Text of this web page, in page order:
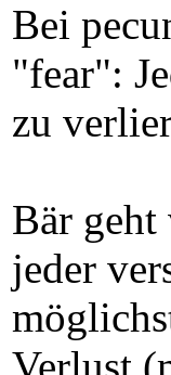
Bei
"fear":
zu
Bär geht
jeder